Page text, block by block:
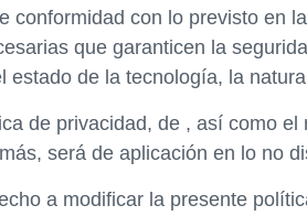
conformidad con lo previsto en
que garanticen la
estado de la tecnología, la
de privacidad, de , así como
será de aplicación en lo no
a modificar la presente